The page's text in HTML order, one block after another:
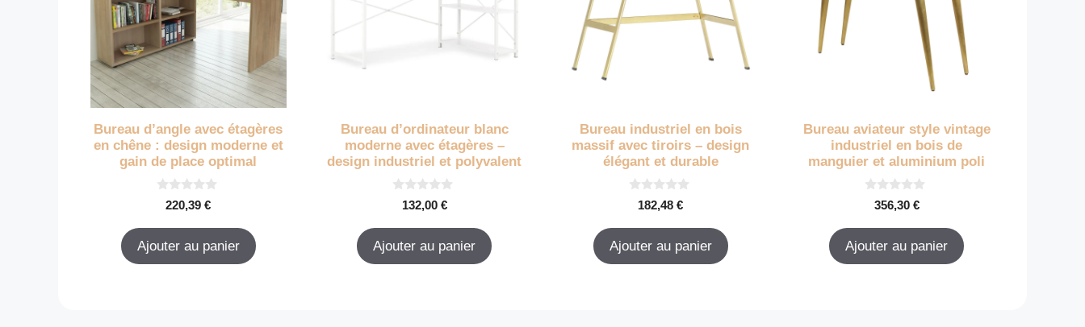
Bureau d’angle avec étagères
en chêne : design moderne et
gain de place optimal
s
5
220,39€
Ajouter au panier
Bureau d’ordinateur blanc
moderne avec étagères –
design industriel et polyvalent
s
5
132,00 €
Ajouter au panier
Bureau industriel en bois
massif avec tiroirs – design
élégant et durable
s
5
182,48€
Ajouter au panier
Bureau aviateur style vintage
industriel en bois de
manguier et aluminium poli
s
5
356,30 €
Ajouter au panier